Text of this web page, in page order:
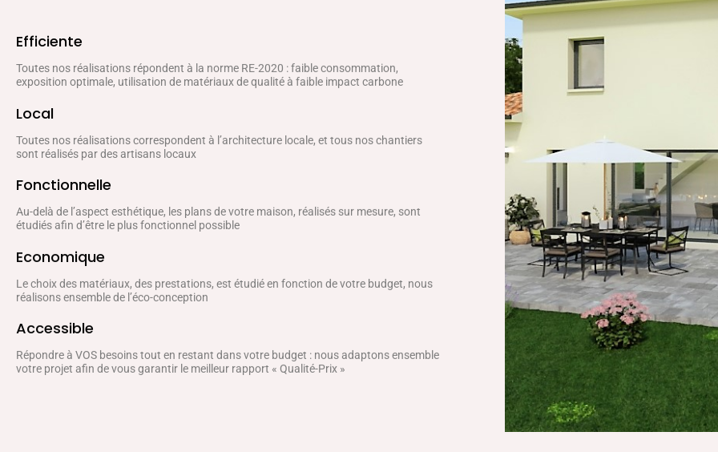
Efficiente
Toutes nos réalisations répondent à la norme RE-2020 : faible consommation,
exposition optimale, utilisation de matériaux de qualité à faible impact carbone
Local
Toutes nos réalisations correspondent à l’architecture locale, et tous nos chantiers
sont réalisés par des artisans locaux
Fonctionnelle
Au-delà de l’aspect esthétique, les plans de votre maison, réalisés sur mesure, sont
étudiés afin d’être le plus fonctionnel possible
Economique
Le choix des matériaux, des prestations, est étudié en fonction de votre budget, nous
réalisons ensemble de l’éco-conception
Accessible
Répondre à VOS besoins tout en restant dans votre budget : nous adaptons ensemble
votre projet afin de vous garantir le meilleur rapport « Qualité-Prix »